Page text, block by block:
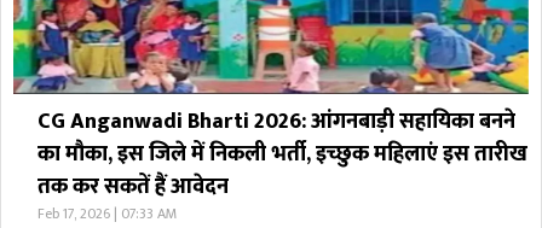
CG Anganwadi Bharti 2026: आंगनबाड़ी सहायिका बनने
का मौका, इस जिले में निकली भर्ती, इच्छुक महिलाएं इस तारीख
​तक कर सकतें हैं आवेदन
Feb 17, 2026 | 07:33 AM